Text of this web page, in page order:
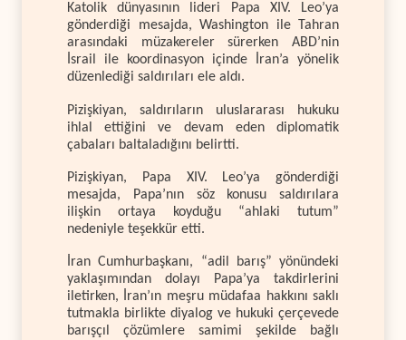
Katolik dünyasının lideri Papa XIV. Leo’ya
gönderdiği mesajda, Washington ile Tahran
arasındaki müzakereler sürerken ABD’nin
İsrail ile koordinasyon içinde İran’a yönelik
düzenlediği saldırıları ele aldı.
Pizişkiyan, saldırıların uluslararası hukuku
ihlal ettiğini ve devam eden diplomatik
çabaları baltaladığını belirtti.
Pizişkiyan, Papa XIV. Leo’ya gönderdiği
mesajda, Papa’nın söz konusu saldırılara
ilişkin ortaya koyduğu “ahlaki tutum”
nedeniyle teşekkür etti.
İran Cumhurbaşkanı, “adil barış” yönündeki
yaklaşımından dolayı Papa’ya takdirlerini
iletirken, İran’ın meşru müdafaa hakkını saklı
tutmakla birlikte diyalog ve hukuki çerçevede
barışçıl çözümlere samimi şekilde bağlı